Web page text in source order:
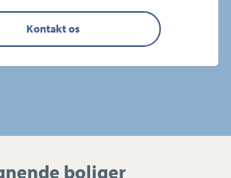
Kontakt os
boliger